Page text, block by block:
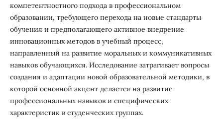
компетентностного подхода в профессиональном
образовании, требующего перехода на новые стандарты
обучения и предполагающего активное внедрение
инновационных методов в учебный процесс,
направленный на развитие моральных и коммуникативных
навыков обучающихся. Исследование затрагивает вопросы
создания и адаптации новой образовательной методики, в
которой основной акцент делается на развитие
профессиональных навыков и специфических
характеристик в студенческих группах.